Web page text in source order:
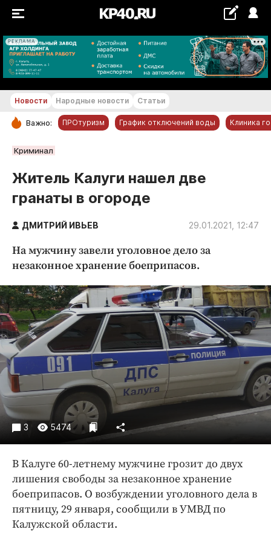
РЕКЛАМА
+21...+22 °С
РУБРИКИ
Обнинск
Новости компаний
Статьи
Народные новости
Благоустройство
Культура
Недвижимость и ЖКХ
Образование
Общество
Погода
Праздники
Происшествия
Спорт
Экономика и бизнес
ПРОЕКТЫ
Блоги
Издания
Медиаперсона
Новости Народные новости Статьи
Важно: ПРОтуризм График отключений воды Клиника
Криминал
Житель Калуги нашел две
гранаты в огороде
ДМИТРИЙ ИВЬЕВ 29.01.2021, 12:47
На мужчину завели уголовное дело за
незаконное хранение боеприпасов.
3 5474
В Калуге 60-летнему мужчине грозит до двух
лишения свободы за незаконное хранение
боеприпасов. О возбуждении уголовного дела в
пятницу, 29 января, сообщили в УМВД по
Калужской области.